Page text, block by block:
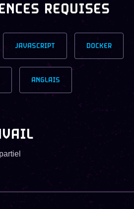
REQUISES
JAVASCRIPT DOCKER
ANGLAIS